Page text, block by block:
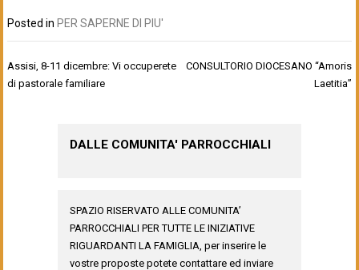
Posted in PER SAPERNE DI PIU'
Navigazione
articoli
Assisi, 8-11 dicembre: Vi occuperete
di pastorale familiare
CONSULTORIO DIOCESANO “Amoris
Laetitia”
DALLE COMUNITA' PARROCCHIALI
SPAZIO RISERVATO ALLE COMUNITA’
PARROCCHIALI PER TUTTE LE INIZIATIVE
RIGUARDANTI LA FAMIGLIA, per inserire le
vostre proposte potete contattare ed inviare